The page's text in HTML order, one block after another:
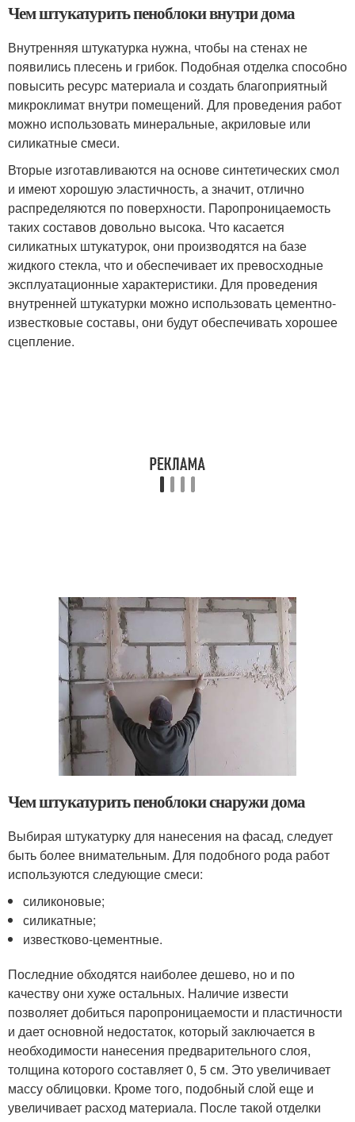
Чем штукатурить пеноблоки внутри дома
Внутренняя штукатурка нужна, чтобы на стенах не
появились плесень и грибок. Подобная отделка способно
повысить ресурс материала и создать благоприятный
микроклимат внутри помещений. Для проведения работ
можно использовать минеральные, акриловые или
силикатные смеси.
Вторые изготавливаются на основе синтетических смол
и имеют хорошую эластичность, а значит, отлично
распределяются по поверхности. Паропроницаемость
таких составов довольно высока. Что касается
силикатных штукатурок, они производятся на базе
жидкого стекла, что и обеспечивает их превосходные
эксплуатационные характеристики. Для проведения
внутренней штукатурки можно использовать цементно-
известковые составы, они будут обеспечивать хорошее
сцепление.
Чем штукатурить пеноблоки снаружи дома
Выбирая штукатурку для нанесения на фасад, следует
быть более внимательным. Для подобного рода работ
используются следующие смеси:
силиконовые;
силикатные;
известково-цементные.
Последние обходятся наиболее дешево, но и по
качеству они хуже остальных. Наличие извести
позволяет добиться паропроницаемости и пластичности
и дает основной недостаток, который заключается в
необходимости нанесения предварительного слоя,
толщина которого составляет 0, 5 см. Это увеличивает
массу облицовки. Кроме того, подобный слой еще и
увеличивает расход материала. После такой отделки